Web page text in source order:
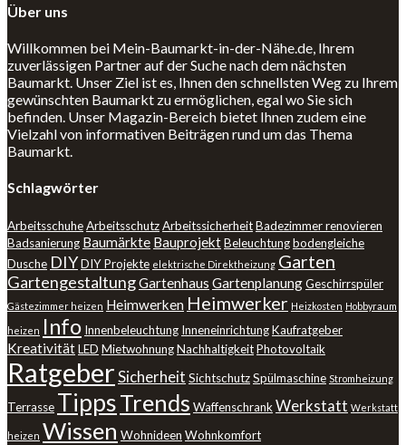
Über uns
Willkommen bei Mein-Baumarkt-in-der-Nähe.de, Ihrem
zuverlässigen Partner auf der Suche nach dem nächsten
Baumarkt. Unser Ziel ist es, Ihnen den schnellsten Weg zu Ihrem
gewünschten Baumarkt zu ermöglichen, egal wo Sie sich
befinden. Unser Magazin-Bereich bietet Ihnen zudem eine
Vielzahl von informativen Beiträgen rund um das Thema
Baumarkt.
Schlagwörter
ArbeitsschuheArbeitsschutzArbeitssicherheitBadezimmer renovieren
Badsanierung Baumärkte BauprojektBeleuchtungbodengleiche
Dusche DIYDIY Projekte elektrische Direktheizung Garten
GartengestaltungGartenhaus GartenplanungGeschirrspüler
Gästezimmer heizen Heimwerken Heimwerker Heizkosten Hobbyraum
heizen Info Innenbeleuchtung InneneinrichtungKaufratgeber
KreativitätLED MietwohnungNachhaltigkeitPhotovoltaik
RatgeberSicherheit SichtschutzSpülmaschine Stromheizung
Terrasse TippsTrends WaffenschrankWerkstatt Werkstatt
heizen Wissen Wohnideen Wohnkomfort